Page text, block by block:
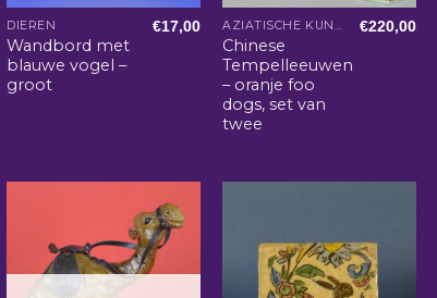
DIEREN
Wandbord met
blauwe vogel –
groot
€17,00 AZIATISCHE KUNST EN WOONACCESSOIRES
Chinese
Tempelleeuwen
– oranje foo
dogs, set van
twee
€220,00